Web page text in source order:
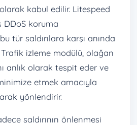
kabul edilir. Litespeed
DDoS koruma
tür saldırılara karşı anında
izleme modülü, olağan
anlık olarak tespit eder ve
etmek amacıyla
yönlendirir.
saldırının önlenmesi